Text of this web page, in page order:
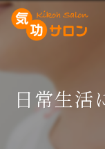
日常生活